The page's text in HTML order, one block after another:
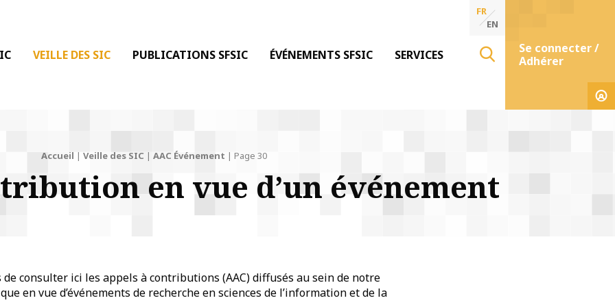
LA COMMUNICATION
VEILLE DES SIC PUBLICATIONS SFSIC ÉVÉNEMENTS SFSIC SERVICES
FR
EN
Se connecter /
Adhérer
Accueil | Veille des SIC | AAC Événement | Page 30
en vue d’un événement
de consulter ici les appels à contributions (AAC) diffusés au sein de notre
en vue d’événements de recherche en sciences de l’information et de la